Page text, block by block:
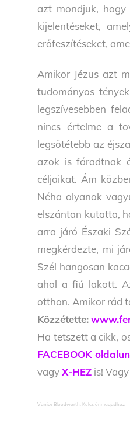
azt mondjuk, hogy
kijelentéseket,
erőfeszítéseket,
Amikor Jézus azt
tudományos
legszívesebben
nincs értelme a
legsötétebb az
azok is fáradtnak
céljaikat. Ám
Néha olyanok
elszántan kutatta,
arra járó Északi
megkérdezte, mi
Szél hangosan
ahol a fiú lakott.
otthon. Amikor rád
Közzétette:
Ha tetszett a cikk,
FACEBOOK
vagyX-HEZ is!
Vanice Bloodworth: Kulcs önmagadhoz